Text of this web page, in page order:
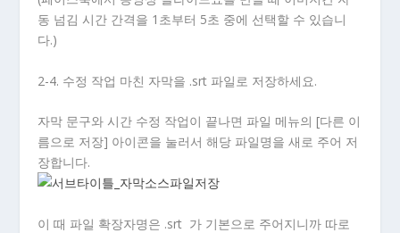
동 넘김 시간 간격을 1초부터 5초 중에 선택할 수 있습니
다.)
2-4. 수정 작업 마친 자막을 .srt 파일로 저장하세요.
자막 문구와 시간 수정 작업이 끝나면 파일 메뉴의 [다른 이
름으로 저장] 아이콘을 눌러서 해당 파일명을 새로 주어 저
장합니다.
이 때 파일 확장자명은 .srt 가 기본으로 주어지니까 따로